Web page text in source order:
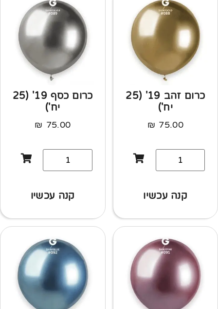
כרום זהב 19' (25
יח')
75.00
₪
קנה עכשיו
כרום כסף 19' (25
יח')
75.00
₪
קנה עכשיו